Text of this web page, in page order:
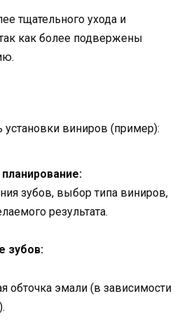
тщательного ухода и
как более подвержены
установки виниров (пример):
зубов, выбор типа виниров,
результата.
зубов:
обточка эмали (в зависимости